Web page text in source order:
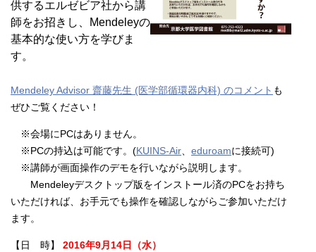
供するエルゼビア社から講
師をお招きし、Mendeleyの
基本的な使い方を学びま
す。
Mendeley Advisor 齋藤先生 (医学部循環器内科) のコメント も
ぜひご覧ください！
※会場にPCはありません。
※PCの持込は可能です。(KUINS-Air eduroamに接続可)
※講師が画面操作のデモを行いながら説明します。
Mendeleyデスクトップ版をインストール済のPCをお持ち
いただければ、お手元でも操作を確認しながらご参加いただけ
ます。
【日 時】 2016年9月14日（水）